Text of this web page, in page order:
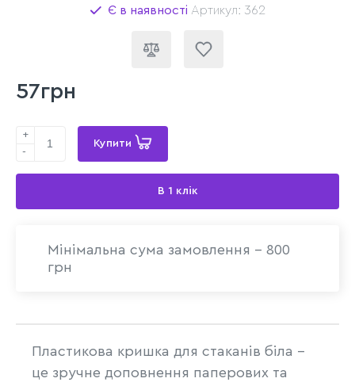
Є в наявності Артикул: 362
57грн
+
-
Купити
В 1 клік
Мінімальна сума замовлення - 800
грн
Пластикова кришка для стаканів біла -
це зручне доповнення паперових та